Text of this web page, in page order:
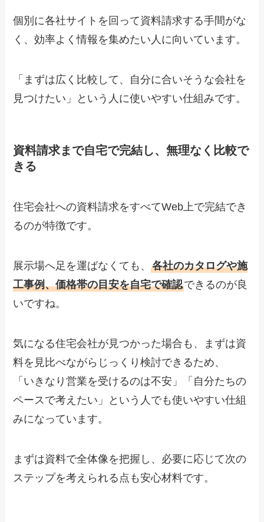
個別に各社サイトを回って資料請求する手間がな
く、効率よく情報を集めたい人に向いています。
「まずは広く比較して、自分に合いそうな会社を
見つけたい」という人に使いやすい仕組みです。
資料請求まで自宅で完結し、無理なく比較で
きる
住宅会社への資料請求をすべてWeb上で完結でき
るのが特徴です。
展示場へ足を運ばなくても、各社のカタログや施
工事例、価格帯の目安を自宅で確認できるのが良
いですね。
気になる住宅会社が見つかった場合も、まずは資
料を見比べながらじっくり検討できるため、
「いきなり営業を受けるのは不安」「自分たちの
ペースで考えたい」という人でも使いやすい仕組
みになっています。
まずは資料で全体像を把握し、必要に応じて次の
ステップを考えられる点も安心材料です。